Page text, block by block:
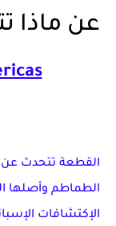
عن ماذا
القطعة تتحدث عن
الطماطم وأصلها
الإكتشافات